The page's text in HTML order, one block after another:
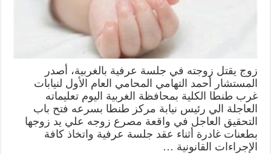
زوج يقتل زوجته في جلسة عرفية بالغربية، أصدر
المستشار أحمد التهامي المحامي العام الأول لنيابات
غرب طنطا الكلية بمحافظة الغربية اليوم تعليماته
العاجلة الي رئيس نيابة مركز طنطا بسرعه فتح باب
التحقيق العاجل في واقعة مصرع زوجه علي يد زوجها
بطعنات غادرة أثناء عقد جلسة عرفية واتخاذ كافة
الإجراءات القانونية …